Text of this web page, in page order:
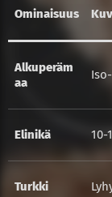
Ominaisuus
Alkuperäm
aa
Elinikä 10-
Turkki